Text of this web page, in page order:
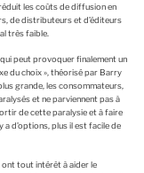
les coûts de diffusion en
de distributeurs et d’éditeurs
très faible.
peut provoquer finalement un
du choix », théorisé par Barry
grande, les consommateurs,
et ne parviennent pas à
de cette paralysie et à faire
d’options, plus il est facile de
ont tout intérêt à aider le